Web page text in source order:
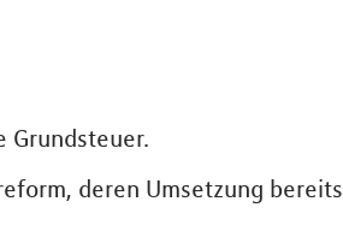
Grundsteuer.
deren Umsetzung bereits